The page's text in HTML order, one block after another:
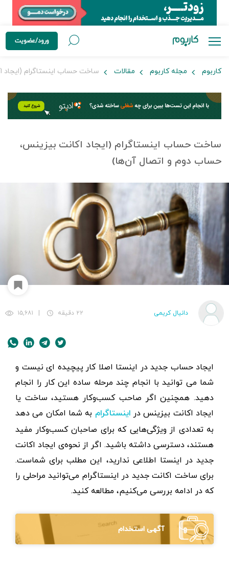
ورود/عضویت
کاربوم مجله کاربوم مقالات ساخت حساب اینستاگرام
ساخت حساب اینستاگرام (ایجاد اکانت بیزینس،
حساب دوم و اتصال آن‌ها)
دانیال کریمی ۲۲ دقیقه ۱۵,۶۸۱
ایجاد حساب جدید در اینستا اصلا کار پیچیده ای نیست و
شما می توانید با انجام چند مرحله ساده این کار را انجام
دهید. همچنین اگر صاحب کسب‌و‌کار هستید، ساخت یا
ایجاد اکانت بیزینس در اینستاگرام به شما امکان می دهد
به تعدادی از ویژگی‌هایی که برای صاحبان کسب‌و‌کار مفید
هستند، دسترسی داشته باشید. اگر از نحوه‌ی ایجاد اکانت
جدید در اینستا اطلاعی ندارید، این مطلب برای شماست.
برای ساخت اکانت جدید در اینستاگرام می‌توانید مراحلی را
که در ادامه بررسی می‌کنیم، مطالعه کنید.
آگهی استخدام